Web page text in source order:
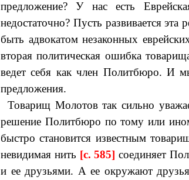
предложение? У нас есть
недостаточно? Пусть развивается
быть адвокатом незаконных
вторая политическая ошибка
ведет себя как член Политбюро. И
предложения.
Товарищ Молотов так сильно
решение Политбюро по тому или
быстро становится известным
невидимая нить [c. 585] соединяет
и ее друзьями. А ее окружают